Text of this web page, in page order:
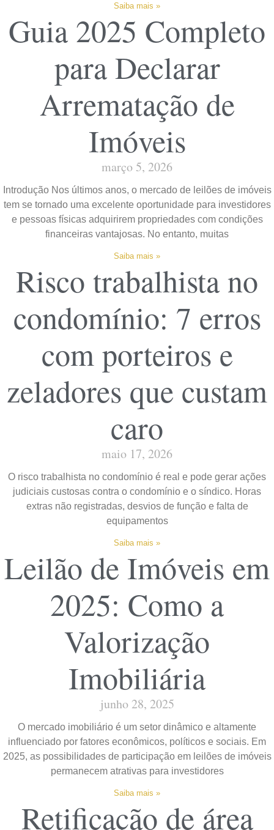
Saiba mais »
Guia 2025 Completo
para Declarar
Arrematação de
Imóveis
março 5, 2026
Introdução Nos últimos anos, o mercado de leilões de imóveis
tem se tornado uma excelente oportunidade para investidores
e pessoas físicas adquirirem propriedades com condições
financeiras vantajosas. No entanto, muitas
Saiba mais »
Risco trabalhista no
condomínio: 7 erros
com porteiros e
zeladores que custam
caro
maio 17, 2026
O risco trabalhista no condomínio é real e pode gerar ações
judiciais custosas contra o condomínio e o síndico. Horas
extras não registradas, desvios de função e falta de
equipamentos
Saiba mais »
Leilão de Imóveis em
2025: Como a
Valorização
Imobiliária
junho 28, 2025
O mercado imobiliário é um setor dinâmico e altamente
influenciado por fatores econômicos, políticos e sociais. Em
2025, as possibilidades de participação em leilões de imóveis
permanecem atrativas para investidores
Saiba mais »
Retificação de área